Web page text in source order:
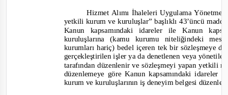
Hizmet Alımı İhaleleri Uygulama
yetkili kurum ve kuruluşlar” başlıklı 43’üncü
Kanun kapsamındaki idareler ile Kanun
kuruluşlarına (kamu kurumu niteliğindeki
kurumları hariç) bedel içeren tek bir sözleşmeye
gerçekleştirilen işler ya da denetlenen veya
tarafından düzenlenir ve sözleşmeyi yapan yetkili
düzenlemeye göre Kanun kapsamındaki idareler
kurum ve kuruluşlarının iş deneyim belgesi